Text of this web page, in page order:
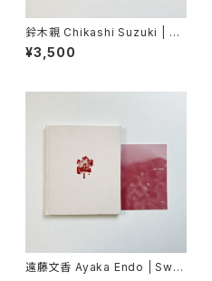
鈴木親 Chikashi Suzuki | 新
東京
¥3,500
遠藤文香 Ayaka Endo | Swa